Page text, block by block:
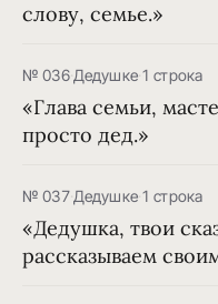
слову, семье.»
№ 036·Дедушке·1 строка
«Глава семьи,
просто дед.»
№ 037·Дедушке·1 строка
«Дедушка, твои
рассказываем